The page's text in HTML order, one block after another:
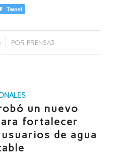
POR PRENSA3
un nuevo
fortalecer
de agua